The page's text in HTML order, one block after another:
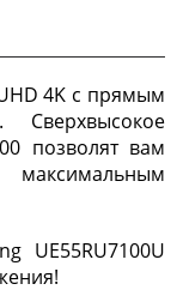
4K с прямым
позволят вам
UE55RU7100U